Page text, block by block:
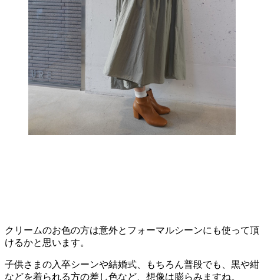
クリームのお色の方は意外とフォーマルシーンにも使って頂
けるかと思います。
子供さまの入卒シーンや結婚式、もちろん普段でも、黒や紺
などを着られる方の差し色など、想像は膨らみますね。